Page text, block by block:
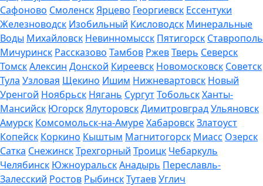
Сафоново СмоленскЯрцево Георгиевск Ессентуки
Железноводск Изобильный Кисловодск Минеральные
Воды Михайловск Невинномысск Пятигорск Ставрополь
Мичуринск Рассказово Тамбов РжевТверь Северск
ТомскАлексин Донской Киреевск Новомосковск Советск
Тула Узловая Щекино Ишим Нижневартовск Новый
Уренгой Ноябрьск Нягань СургутТобольскХанты-
Мансийск ЮгорскЯлуторовскДимитровградУльяновск
Амурск Комсомольск-на-АмуреХабаровскЗлатоуст
Копейск Коркино Кыштым Магнитогорск Миасс Озерск
Сатка СнежинскТрехгорный Троицк Чебаркуль
Челябинск ЮжноуральскАнадырь Переславль-
Залесский Ростов РыбинскТутаевУглич